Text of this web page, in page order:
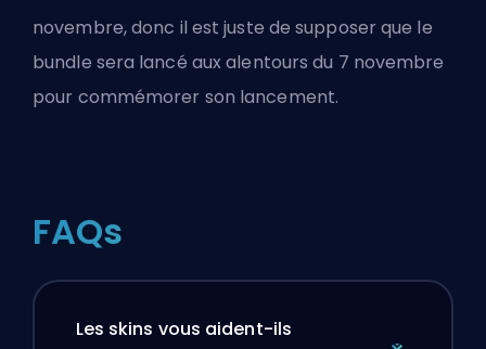
novembre, donc il est juste de supposer que le
bundle sera lancé aux alentours du 7 novembre
pour commémorer son lancement.
FAQs
Les skins vous aident-ils